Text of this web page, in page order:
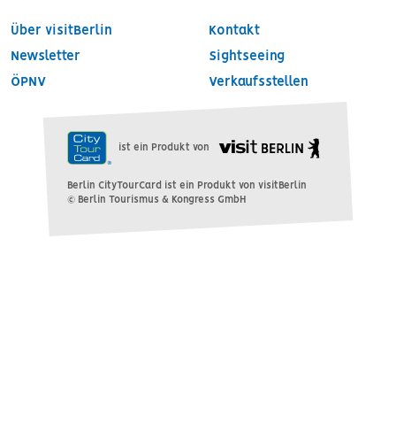
SERVICE FOOTER
Über visitBerlin Kontakt
Newsletter Sightseeing
ÖPNV Verkaufsstellen
ist ein Produkt von
Berlin CityTourCard ist ein Produkt von visitBerlin
© Berlin Tourismus & Kongress GmbH